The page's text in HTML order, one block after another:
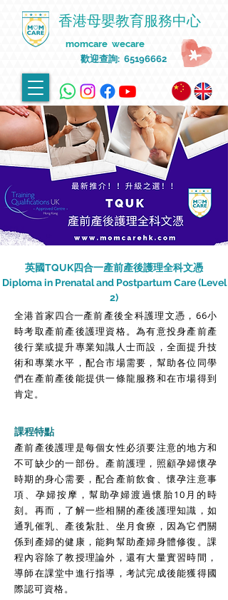
momcare wecare
歡迎查詢: 65196662
香港母嬰教育服務中心
英國TQUK四合一產前產後護理全科文憑
Diploma in Prenatal and Postpartum Care (Level
2)
全港首家 四合一產前產後全科護理文憑，66小
時考取產前產後護理資格。為有意投身產前產
後行業或提升專業知識人士而設，全面提升技
術和專業水平，配合市場需要，幫助各位同學
們在產前產後能提供一條龍服務和在市場得到
肯定。
課程特點
產前產後護理是每個女性必須要注意的地方和
不可缺少的一部份。產前護理，照顧孕婦懷孕
時期的身心需要，配合產前飲食、懷孕注意事
項、孕婦按摩，幫助孕婦渡過懷胎10月的時
刻。再而，了解一些相關的產後護理知識，如
通乳催乳、產後紮肚、坐月食療，因為它們關
係到產婦的健康，能夠幫助產婦身體修復。課
程內容除了教授理論外，還有大量實習時間，
導師在課堂中進行指導，考試完成後能獲得國
際認可資格。